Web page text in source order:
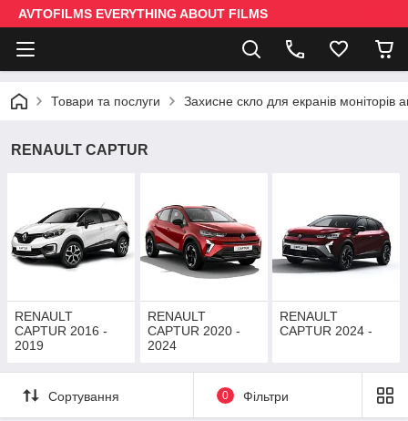
AVTOFILMS EVERYTHING ABOUT FILMS
Товари та послуги Захисне скло для екранів моніторів
RENAULT CAPTUR
RENAULT
CAPTUR 2016 -
2019
RENAULT
CAPTUR 2020 -
2024
RENAULT
CAPTUR 2024 -
Сортування 0 Фільтри